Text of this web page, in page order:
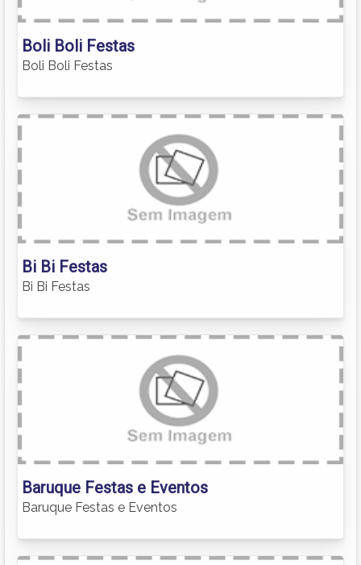
Boli Boli Festas
Boli Boli Festas
Bi Bi Festas
Bi Bi Festas
Baruque Festas e Eventos
Baruque Festas e Eventos